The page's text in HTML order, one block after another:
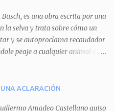
es una obra escrita por una
la selva y trata sobre cómo un
y se autoproclama recaudador
peaje a cualquier animal que
pasa con Tatú, el armadillo.
ACLARACIÓN
Amadeo Castellano quiso